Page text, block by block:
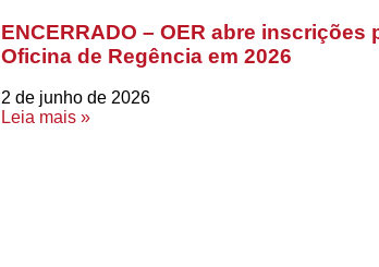
ENCERRADO – OER abre inscrições
Oficina de Regência em 2026
2 de junho de 2026
Leia mais »